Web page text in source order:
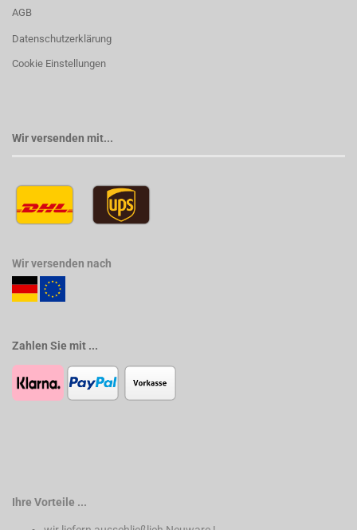
AGB
Datenschutzerklärung
Cookie Einstellungen
Wir versenden mit...
Wir versenden nach
Zahlen Sie mit ...
Ihre Vorteile ...